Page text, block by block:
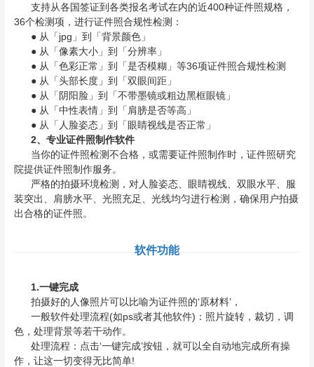
支持从各国签证到各类报名考试在内的近400种证件照规格，
36个检测项，进行证件照合规性检测：
● 从「jpg」到「背景颜色」
● 从「像素大小」到「分辨率」
● 从「色彩正常」到「是否模糊」等36项证件照合规性检测
● 从「头部长度」到「双眼间距」
● 从「阴阳脸」到「不带墨镜或粗边黑框眼镜」
● 从「中性表情」到「肩膀是否等高」
● 从「人脸姿态」到「眼睛视线是否正常」
2、专业证件照制作软件
当你的证件照检测不合格，或需要证件照制作时，证件照研究
院提供证件照制作服务。
严格的拍摄环境检测，对人脸姿态、眼睛视线、双眼水平、服
装突出、肩膀水平、光照充足、光线均匀进行检测，确保用户拍摄
出合格的证件照。
软件功能
1.一键完成
拍摄好的人像照片可以比喻为证件照的‘原材料’，
一般软件处理流程(如ps或者其他软件)：照片旋转，裁切，调
色，处理背景等若干动作。
处理流程：点击‘一键完成’按钮，就可以全自动地完成所有操
作，让这一切变得无比简单!